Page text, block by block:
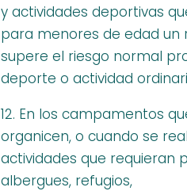
y actividades deportivas
para menores de edad un
supere el riesgo normal
deporte o actividad
12. En los campamentos
organicen, o cuando se
actividades que requieran
albergues, refugios,